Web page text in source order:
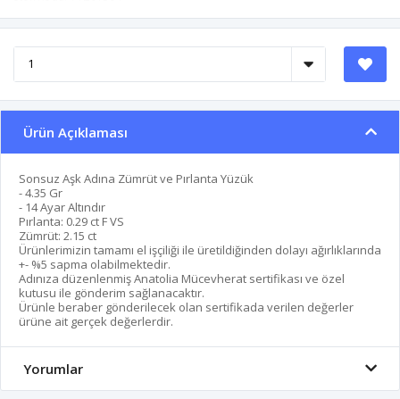
Ürün Açıklaması
Sonsuz Aşk Adına Zümrüt ve Pırlanta Yüzük
- 4.35 Gr
- 14 Ayar Altındır
Pırlanta: 0.29 ct F VS
Zümrüt: 2.15 ct
Ürünlerimizin tamamı el işçiliği ile üretildiğinden dolayı ağırlıklarında
+- %5 sapma olabilmektedir.
Adınıza düzenlenmiş Anatolia Mücevherat sertifikası ve özel
kutusu ile gönderim sağlanacaktır.
Ürünle beraber gönderilecek olan sertifikada verilen değerler
ürüne ait gerçek değerlerdir.
Yorumlar